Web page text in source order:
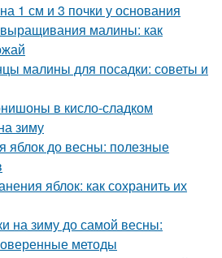
1 см и 3 почки у основания
малины: как
малины для посадки: советы и
в кисло-сладком
зиму
яблок до весны: полезные
яблок: как сохранить их
на зиму до самой весны:
методы